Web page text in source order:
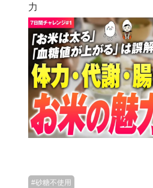
力
#砂糖不使用